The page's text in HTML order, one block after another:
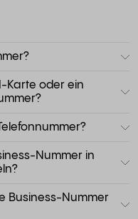
Karte oder ein
Nummer in
Business-Nummer